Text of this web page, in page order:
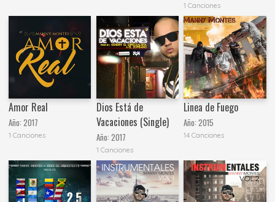
1 Canciones
Amor Real
Año:2017
1 Canciones
Dios Está de
Vacaciones (Single)
Año: 2017
1 Canciones
Linea de Fuego
Año:2015
14 Canciones